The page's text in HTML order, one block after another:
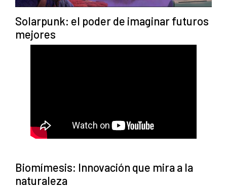
Solarpunk: el poder de imaginar futuros
mejores
Biomímesis: Innovación que mira a la
naturaleza